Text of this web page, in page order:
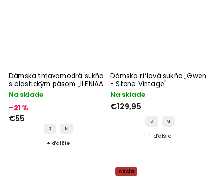
Dámska tmavomodrá sukňa
s elastickým pásom „ILENIAA
LARAA night sky"
Na sklade
–21 %
€55
S M
+ ďalšie
Dámska riflová sukňa „Gwen
- Stone Vintage"
Na sklade
€129,95
S M
+ ďalšie
Akcia